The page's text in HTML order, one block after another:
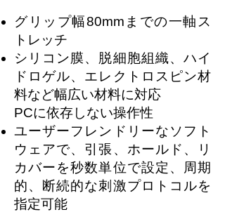
グリップ幅80mmまでの一軸ス
トレッチ
シリコン膜、脱細胞組織、ハイ
ドロゲル、エレクトロスピン材
料など幅広い材料に対応
PCに依存しない操作性
ユーザーフレンドリーなソフト
ウェアで、引張、ホールド、リ
カバーを秒数単位で設定、周期
的、断続的な刺激プロトコルを
指定可能